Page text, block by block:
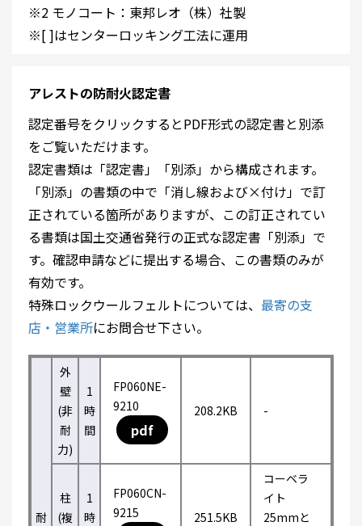
※2 モノコート：東邦レオ（株）社製
※[ ]はセンターロッキング工法に運用
アレストの防耐火認定書
認定番号をクリックするとPDF形式の認定書と別添
をご覧いただけます。
認定書類は「認定書」「別添」から構成されます。
「別添」の書類の中で「消し線および×付け」で訂
正されている箇所がありますが、この訂正されてい
る書類は国土交通省発行の正式な認定書「別添」で
す。確認申請などに提出する場合、この書類のみが
有効です。
特殊ロックウールフェルトについては、 最寄の支
店・営業所にお問合せ下さい。
耐
外
壁
(非
耐
力)
1
時
間
FP060NE-
9210
pdf
208.2KB -
柱
(複
1
時
FP060CN-
9215
251.5KB
コーベラ
イト
25mmと